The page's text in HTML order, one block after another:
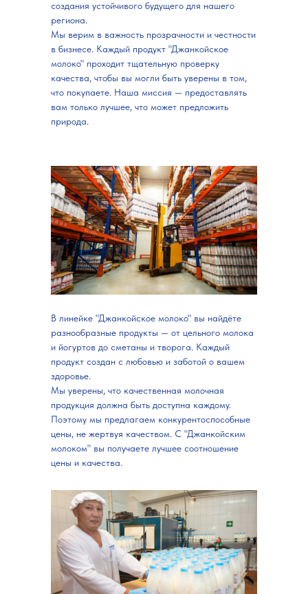
В линейке "Джанкойское молоко" вы найдёте
разнообразные продукты — от цельного молока
и йогуртов до сметаны и творога. Каждый
продукт создан с любовью и заботой о вашем
здоровье.
Мы уверены, что качественная молочная
продукция должна быть доступна каждому.
Поэтому мы предлагаем конкурентоспособные
цены, не жертвуя качеством. С "Джанкойским
молоком" вы получаете лучшее соотношение
цены и качества.
создания устойчивого будущего для нашего
региона.
Мы верим в важность прозрачности и честности
в бизнесе. Каждый продукт "Джанкойское
молоко" проходит тщательную проверку
качества, чтобы вы могли быть уверены в том,
что покупаете. Наша миссия — предоставлять
вам только лучшее, что может предложить
природа.